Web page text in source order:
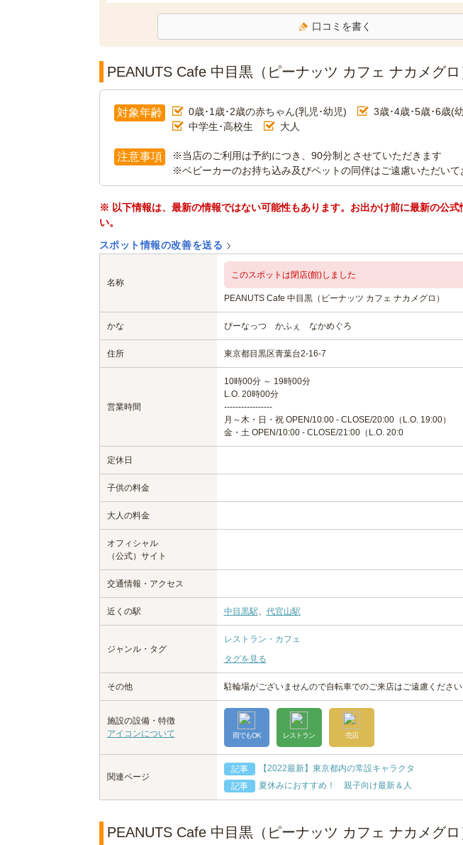
口コミを書く
PEANUTS Cafe 中目黒（ピーナッツ カフェ ナカメグ
対象年齢 0歳･1歳･2歳の赤ちゃん(乳児･幼児) 3歳･4歳･5歳･6歳(
中学生･高校生
大人
注意事項
※当店のご利用は予約につき、90分制とさせていただきます
※ベビーカーのお持ち込み及びペットの同伴はご遠慮いただいて
※ 以下情報は、最新の情報ではない可能性もあります。お出かけ前に最新の公式
い。
スポット情報の改善を送る
名称
このスポットは閉店(館)しました
PEANUTS Cafe 中目黒（ピーナッツ カフェ ナカメグロ）
かな ぴーなっつ かふぇ なかめぐろ
住所 東京都目黒区青葉台2-16-7
営業時間
10時00分 ～ 19時00分
L.O. 20時00分
-----------------
月～木・日・祝 OPEN/10:00 - CLOSE/20:00（L.O. 19:00）
金・土 OPEN/10:00 - CLOSE/21:00（L.O. 20:0
定休日
子供の料金
大人の料金
オフィシャル
（公式）サイト
交通情報・アクセス
近くの駅 中目黒駅、 代官山駅
ジャンル・タグ
レストラン・カフェ
タグを見る
その他 駐輪場がございませんので自転車でのご来店はご遠慮ください
施設の設備・特徴
アイコンについて
雨でもOK レストラン 売店
関連ページ
記事
【2022最新】東京都内の常設キャラクタ
記事
夏休みにおすすめ！ 親子向け最新＆人
PEANUTS Cafe 中目黒（ピーナッツ カフェ ナカメグ